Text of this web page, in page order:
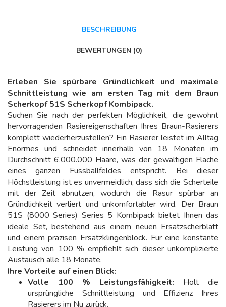
BESCHREIBUNG
BEWERTUNGEN (0)
Erleben Sie spürbare Gründlichkeit und maximale
Schnittleistung wie am ersten Tag mit dem Braun
Scherkopf 51S Scherkopf Kombipack.
Suchen Sie nach der perfekten Möglichkeit, die gewohnt
hervorragenden Rasiereigenschaften Ihres Braun-Rasierers
komplett wiederherzustellen? Ein Rasierer leistet im Alltag
Enormes und schneidet innerhalb von 18 Monaten im
Durchschnitt 6.000.000 Haare, was der gewaltigen Fläche
eines ganzen Fussballfeldes entspricht. Bei dieser
Höchstleistung ist es unvermeidlich, dass sich die Scherteile
mit der Zeit abnutzen, wodurch die Rasur spürbar an
Gründlichkeit verliert und unkomfortabler wird. Der Braun
51S (8000 Series) Series 5 Kombipack bietet Ihnen das
ideale Set, bestehend aus einem neuen Ersatzscherblatt
und einem präzisen Ersatzklingenblock. Für eine konstante
Leistung von 100 % empfiehlt sich dieser unkomplizierte
Austausch alle 18 Monate.
Ihre Vorteile auf einen Blick:
Volle 100 % Leistungsfähigkeit: Holt die
ursprüngliche Schnittleistung und Effizienz Ihres
Rasierers im Nu zurück.